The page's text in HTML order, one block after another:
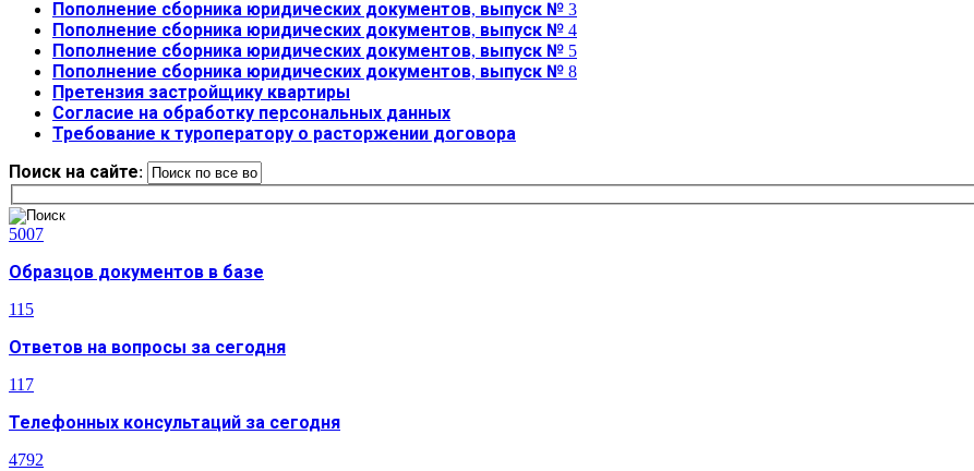
Пополнение сборника юридических документов, выпуск № 3
Пополнение сборника юридических документов, выпуск № 4
Пополнение сборника юридических документов, выпуск № 5
Пополнение сборника юридических документов, выпуск № 8
Претензия застройщику квартиры
Согласие на обработку персональных данных
Требование к туроператору о расторжении договора
Поиск на сайте:
5007
Образцов документов в базе
115
Ответов на вопросы за сегодня
117
Телефонных консультаций за сегодня
4792